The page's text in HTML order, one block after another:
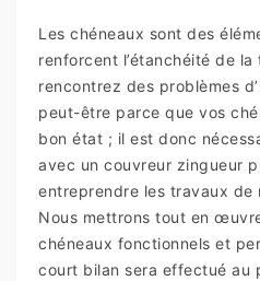
Les chéneaux sont des
renforcent l’étanchéité de
rencontrez des problèmes
peut-être parce que vos
bon état ; il est donc
avec un couvreur zingueur
entreprendre les travaux de
Nous mettrons tout en
chéneaux fonctionnels et
court bilan sera effectué au